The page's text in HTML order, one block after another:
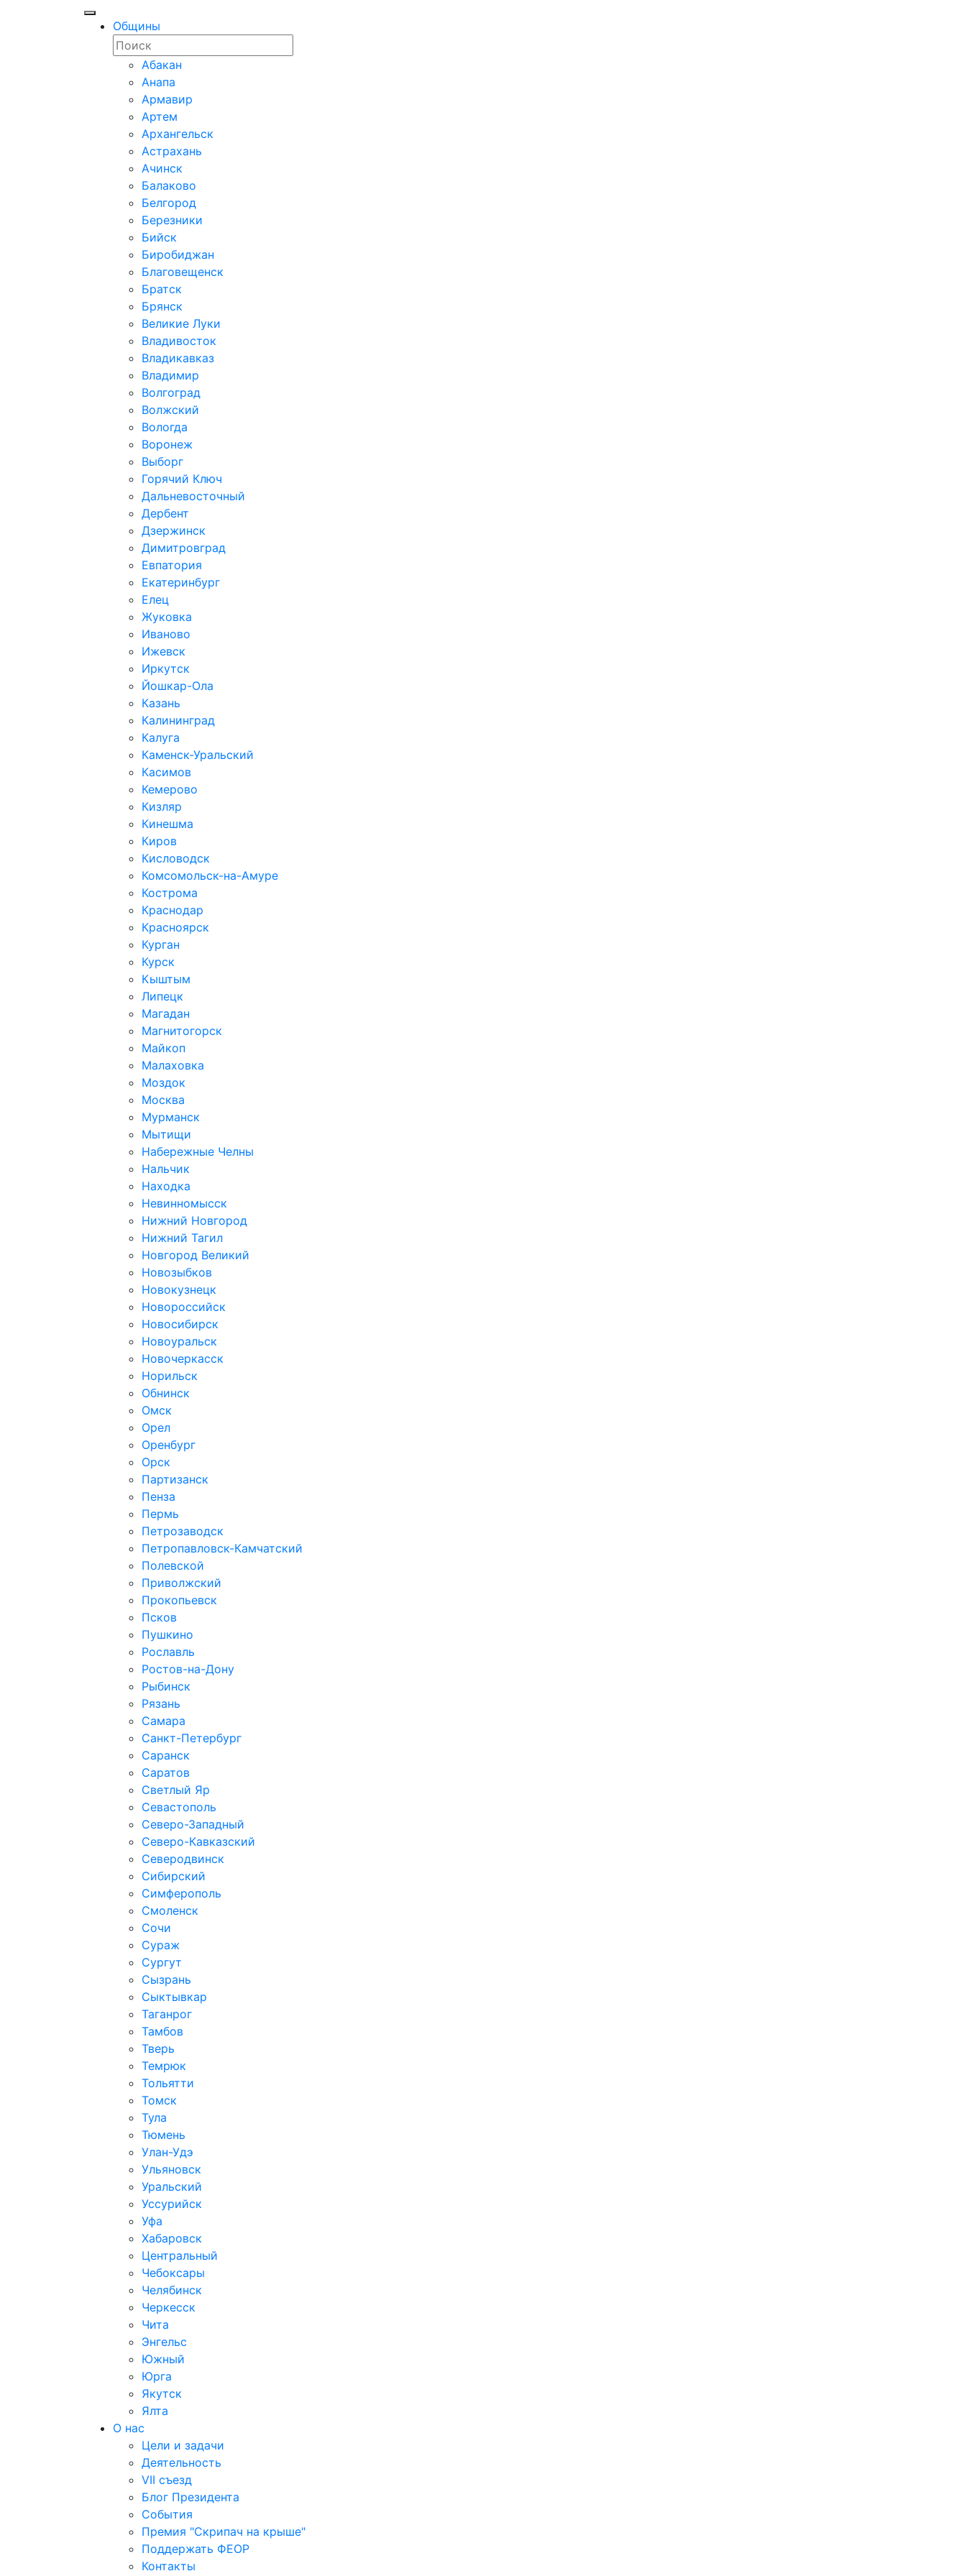
Общины
Абакан
Анапа
Армавир
Артем
Архангельск
Астрахань
Ачинск
Балаково
Белгород
Березники
Бийск
Биробиджан
Благовещенск
Братск
Брянск
Великие Луки
Владивосток
Владикавказ
Владимир
Волгоград
Волжский
Вологда
Воронеж
Выборг
Горячий Ключ
Дальневосточный
Дербент
Дзержинск
Димитровград
Евпатория
Екатеринбург
Елец
Жуковка
Иваново
Ижевск
Иркутск
Йошкар-Ола
Казань
Калининград
Калуга
Каменск-Уральский
Касимов
Кемерово
Кизляр
Кинешма
Киров
Кисловодск
Комсомольск-на-Амуре
Кострома
Краснодар
Красноярск
Курган
Курск
Кыштым
Липецк
Магадан
Магнитогорск
Майкоп
Малаховка
Моздок
Москва
Мурманск
Мытищи
Набережные Челны
Нальчик
Находка
Невинномысск
Нижний Новгород
Нижний Тагил
Новгород Великий
Новозыбков
Новокузнецк
Новороссийск
Новосибирск
Новоуральск
Новочеркасск
Норильск
Обнинск
Омск
Орел
Оренбург
Орск
Партизанск
Пенза
Пермь
Петрозаводск
Петропавловск-Камчатский
Полевской
Приволжский
Прокопьевск
Псков
Пушкино
Рославль
Ростов-на-Дону
Рыбинск
Рязань
Самара
Санкт-Петербург
Саранск
Саратов
Светлый Яр
Севастополь
Северо-Западный
Северо-Кавказcкий
Северодвинск
Сибирский
Симферополь
Смоленск
Сочи
Сураж
Сургут
Сызрань
Сыктывкар
Таганрог
Тамбов
Тверь
Темрюк
Тольятти
Томск
Тула
Тюмень
Улан-Удэ
Ульяновск
Уральский
Уссурийск
Уфа
Хабаровск
Центральный
Чебоксары
Челябинск
Черкесск
Чита
Энгельс
Южный
Юрга
Якутск
Ялта
О нас
Цели и задачи
Деятельность
VII съезд
Блог Президента
События
Премия "Скрипач на крыше"
Поддержать ФЕОР
Контакты